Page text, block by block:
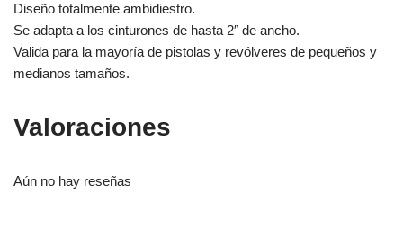
Diseño totalmente ambidiestro.
Se adapta a los cinturones de hasta 2″ de ancho.
Valida para la mayoría de pistolas y revólveres de pequeños y
medianos tamaños.
Valoraciones
Aún no hay reseñas